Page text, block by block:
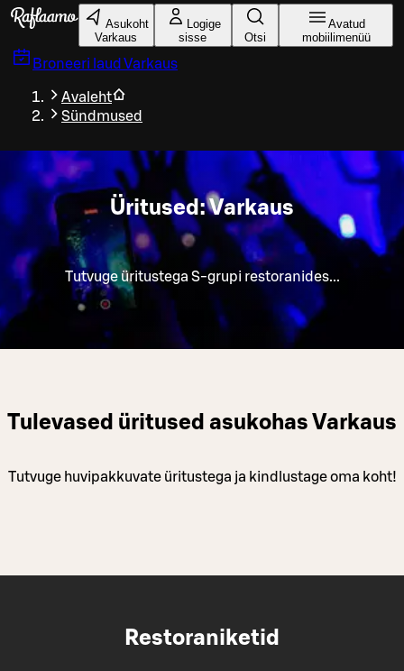
Liigu peamise sisu juurde
Asukoht
Varkaus
Logige
sisse
Otsi
Avatud
mobiilimenüü
Broneeri laud Varkaus
Avaleht
Sündmused
Üritused: Varkaus
Tutvuge üritustega S-grupi restoranides...
Tulevased üritused asukohas Varkaus
Tutvuge huvipakkuvate üritustega ja kindlustage oma koht!
Restoraniketid